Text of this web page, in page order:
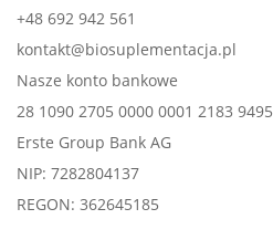
+48 692 942 561
kontakt@biosuplementacja.pl
Nasze konto bankowe
28 1090 2705 0000 0001 2183 9495
Erste Group Bank AG
NIP: 7282804137
REGON: 362645185